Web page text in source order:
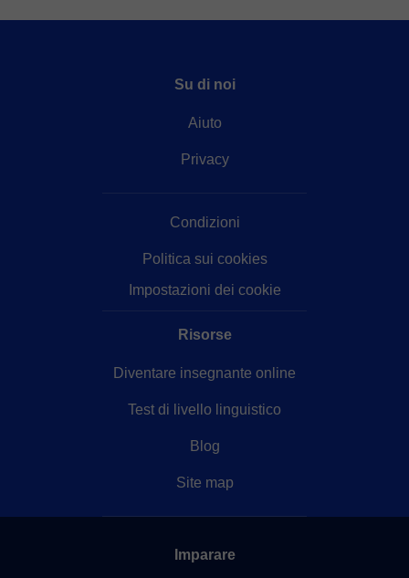
Su di noi
Aiuto
Privacy
Condizioni
Politica sui cookies
Impostazioni dei cookie
Risorse
Diventare insegnante online
Test di livello linguistico
Blog
Site map
Imparare